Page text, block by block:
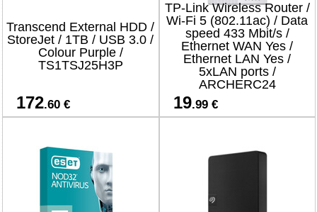
Transcend External HDD /
StoreJet / 1TB / USB 3.0 /
Colour Purple /
TS1TSJ25H3P
172.60 €
TP-Link Wireless Router /
Wi-Fi 5 (802.11ac) / Data
speed 433 Mbit/s /
Ethernet WAN Yes /
Ethernet LAN Yes /
5xLAN ports /
ARCHERC24
19.99 €